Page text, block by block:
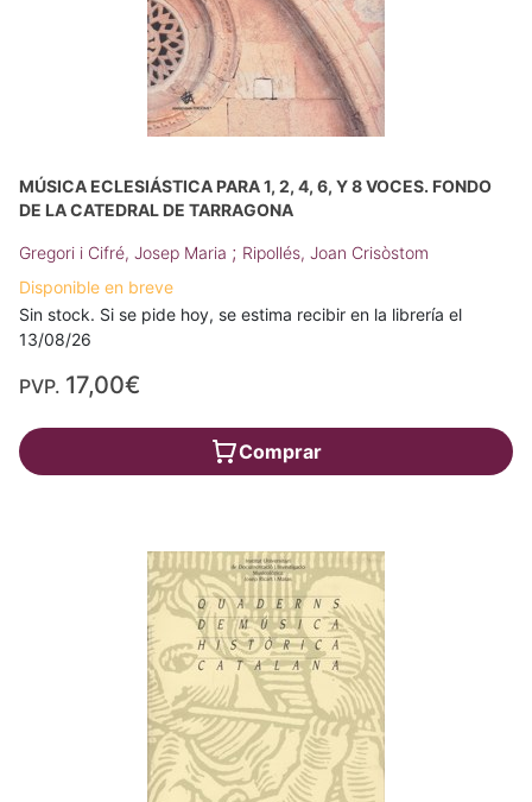
MÚSICA ECLESIÁSTICA PARA 1, 2, 4, 6, Y 8 VOCES. FONDO
DE LA CATEDRAL DE TARRAGONA
Gregori i Cifré, Josep Maria ; Ripollés, Joan Crisòstom
Disponible en breve
Sin stock. Si se pide hoy, se estima recibir en la librería el
13/08/26
PVP. 17,00€
Comprar